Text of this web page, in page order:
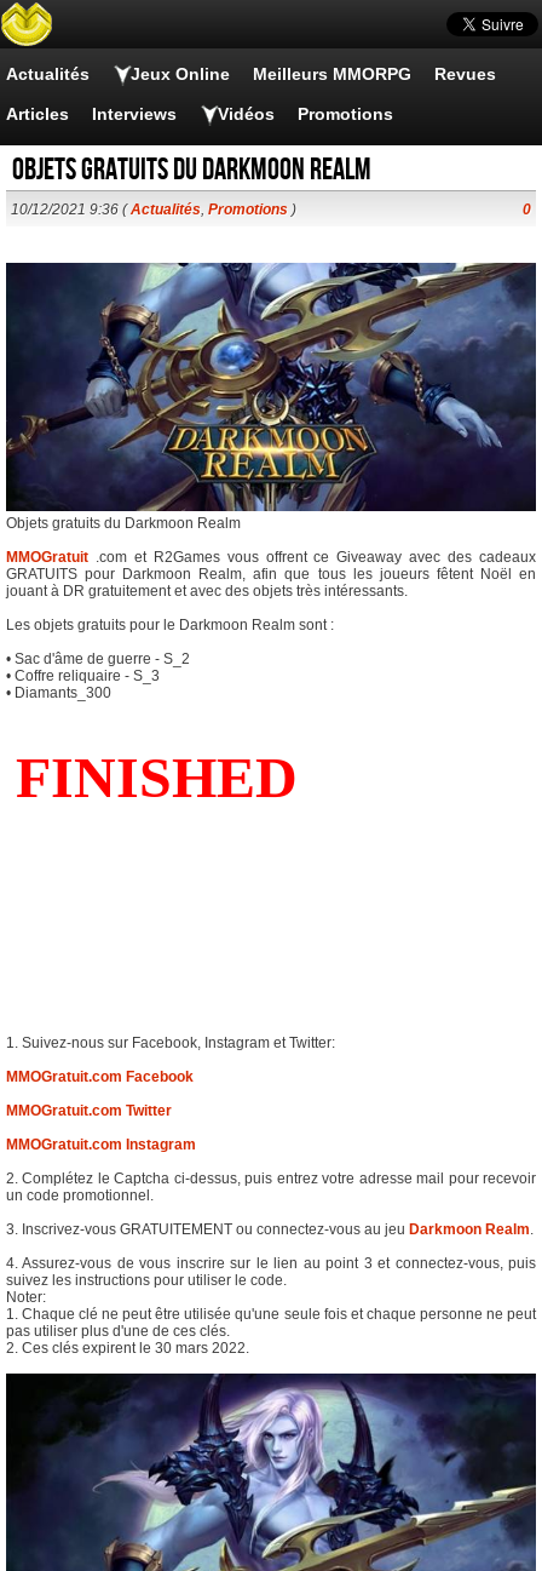
Actualités Jeux Online Meilleurs MMORPG Revues
Articles Interviews Vidéos Promotions
Objets gratuits du Darkmoon Realm
10/12/2021 9:36 (Actualités, Promotions ) 0
Objets gratuits du Darkmoon Realm
MMOGratuit .com et R2Games vous offrent ce Giveaway avec des cadeaux
GRATUITS pour Darkmoon Realm, afin que tous les joueurs fêtent Noël en
jouant à DR gratuitement et avec des objets très intéressants.
Les objets gratuits pour le Darkmoon Realm sont :
• Sac d'âme de guerre - S_2
• Coffre reliquaire - S_3
• Diamants_300
1. Suivez-nous sur Facebook, Instagram et Twitter:
MMOGratuit.com Facebook
MMOGratuit.com Twitter
MMOGratuit.com Instagram
2. Complétez le Captcha ci-dessus, puis entrez votre adresse mail pour recevoir
un code promotionnel.
3. Inscrivez-vous GRATUITEMENT ou connectez-vous au jeu Darkmoon Realm.
4. Assurez-vous de vous inscrire sur le lien au point 3 et connectez-vous, puis
suivez les instructions pour utiliser le code.
Noter:
1. Chaque clé ne peut être utilisée qu'une seule fois et chaque personne ne peut
pas utiliser plus d'une de ces clés.
2. Ces clés expirent le 30 mars 2022.